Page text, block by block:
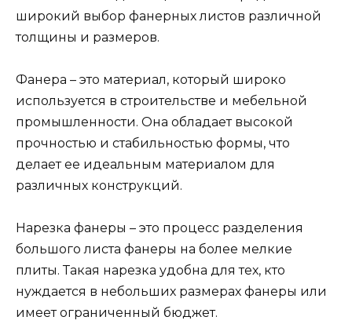
широкий выбор фанерных листов различной
толщины и размеров.
Фанера – это материал, который широко
используется в строительстве и мебельной
промышленности. Она обладает высокой
прочностью и стабильностью формы, что
делает ее идеальным материалом для
различных конструкций.
Нарезка фанеры – это процесс разделения
большого листа фанеры на более мелкие
плиты. Такая нарезка удобна для тех, кто
нуждается в небольших размерах фанеры или
имеет ограниченный бюджет.